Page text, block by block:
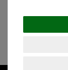
Hersteller: